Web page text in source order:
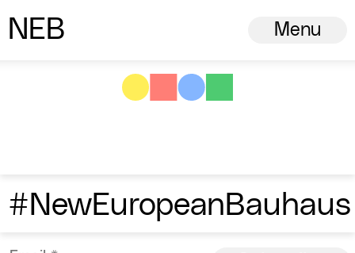
N ew
European
B Menu
#NewEuropeanBauhaus